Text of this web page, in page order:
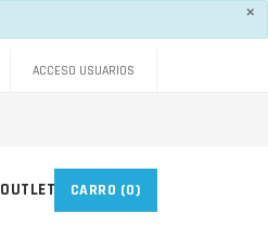
×
ACCESO USUARIOS
OUTLET CARRO (0)